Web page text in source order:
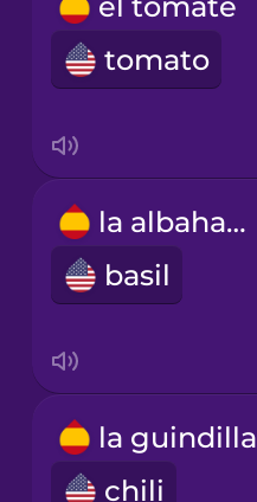
tomato
la albahaca
basil
la guindilla
chili